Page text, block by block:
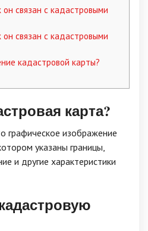
связан с кадастровыми
связан с кадастровыми
кадастровой карты?
карта?
графическое изображение
указаны границы,
и другие характеристики